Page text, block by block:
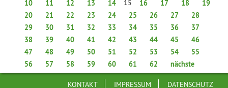
10
11 12 13 14 15 16 17 18
19
20
21 22 23 24 25 26 27
28
29
30 31 32 33 34 35 36
37
38
39 40 41 42 43 44 45
46
47
48 49 50 51 52 53 54
55
56
57 58 59 60 61 62 nächste
KONTAKT IMPRESSUM DATENSCHUTZ